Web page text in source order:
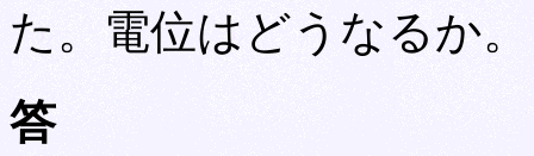
た。電位はどうなるか。
答